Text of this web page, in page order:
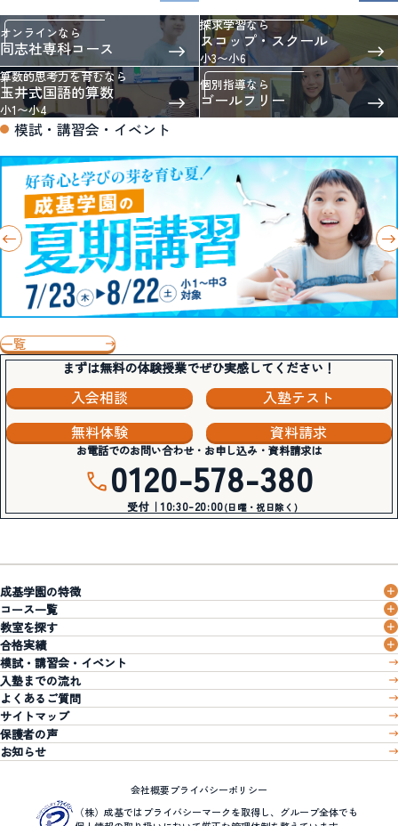
オンラインなら
同志社専科コース
探求学習なら
スコップ・スクール
小3〜小6
算数的思考力を育むなら
玉井式国語的算数
小1〜小4
個別指導なら
ゴールフリー
模試・講習会・イベント
一覧
まずは無料の体験授業でぜひ実感してください！
入会相談
入塾テスト
無料体験
資料請求
お電話でのお問い合わせ・お申し込み・資料請求は
0120-578-380
受付｜10:30-20:00(日曜・祝日除く)
成基学園の特徴
コース一覧
教室を探す
合格実績
模試・講習会・イベント
入塾までの流れ
よくあるご質問
サイトマップ
保護者の声
お知らせ
会社概要プライバシーポリシー
（株）成基ではプライバシーマークを取得し、グループ全体でも